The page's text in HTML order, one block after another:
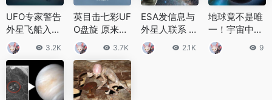
UFO专家警告
外星飞船入侵
超高科技可隐
形是真的吗
3.2K
英目击七彩UF
O盘旋 原来一
直是这个东西
在搞鬼
3.7K
ESA发信息与
外星人联系 却
被视作人类的
绝命书
2.1K
地球竟不是唯
一！宇宙中还
有哪些超级地
球？
9